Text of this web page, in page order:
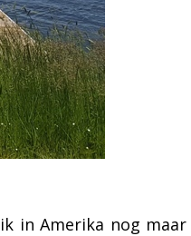
in Amerika nog